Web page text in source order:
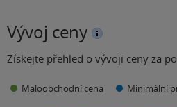
Vývoj ceny
Získejte přehled o vývoji ceny za
Maloobchodní cena Minimální